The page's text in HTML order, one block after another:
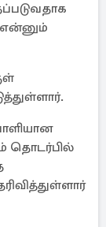
என்னும்
தொடர்பில்